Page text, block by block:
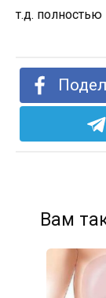
т.д. полностью
Вам